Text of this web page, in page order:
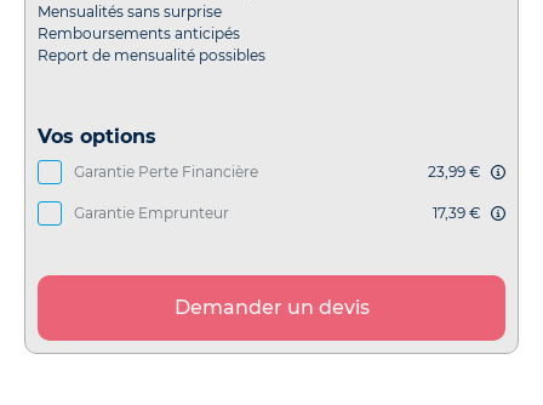
Mensualités sans surprise
Remboursements anticipés
Report de mensualité possibles
Vos options
Garantie Perte Financière 23,99 €
Garantie Emprunteur 17,39 €
Demander un devis